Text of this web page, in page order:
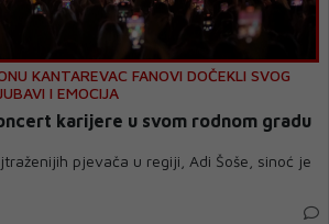
KANTAREVAC FANOVI DOČEKLI SVOG
I EMOCIJA
karijere u svom rodnom gradu
pjevača u regiji, Adi Šoše, sinoć je